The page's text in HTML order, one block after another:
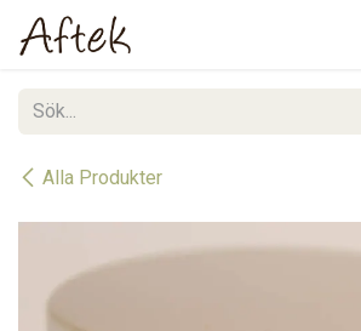
Hoppa till innehåll
Alla Produkter